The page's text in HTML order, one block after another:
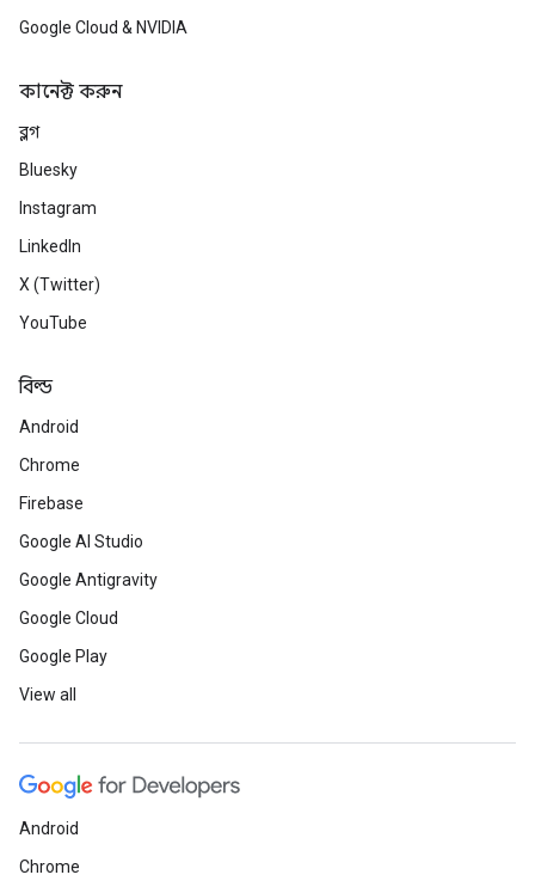
Google Cloud & NVIDIA
কানেক্ট করুন
ব্লগ
Bluesky
Instagram
LinkedIn
X (Twitter)
YouTube
বিল্ড
Android
Chrome
Firebase
Google AI Studio
Google Antigravity
Google Cloud
Google Play
View all
Android
Chrome